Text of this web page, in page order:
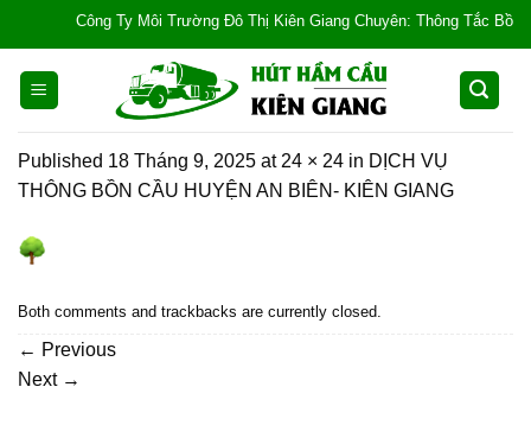
content
Công Ty Môi Trường Đô Thị Kiên Giang Chuyên: Thông Tắc Bồn
Published 18 Tháng 9, 2025 at 24 × 24 in DỊCH VỤ
THÔNG BỒN CẦU HUYỆN AN BIÊN- KIÊN GIANG
Both comments and trackbacks are currently closed.
← Previous
Next →